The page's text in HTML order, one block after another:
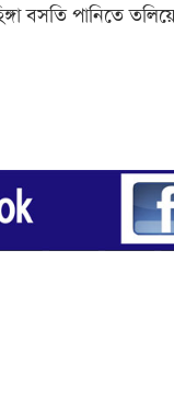
বসতি পানিতে